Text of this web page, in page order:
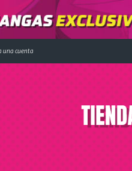
una cuenta